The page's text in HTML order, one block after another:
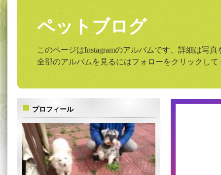
ペットブログ
このページはInstagramのアルバムです、詳細は写
全部のアルバムを見るにはフォローをクリックして
プロフィール